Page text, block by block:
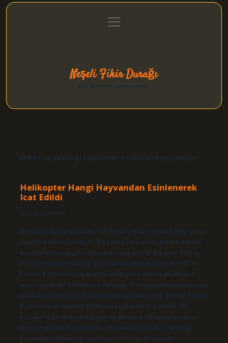
Gizlilik Politikası
menüyü
aç
Neşeli Fikir Durağı
Etiket: Uçak hangi hayvandan esinlenerek yapılmıştır
Helikopter Hangi Hayvandan Esinlenerek
Icat Edildi
Tarih: Aralık 18, 2024
Helikopter hangi hayvandır? Helikopter, dikey olarak kalkış ve iniş
yapabilen döner kanatlı bir hava taşıtıdır. İsminin kökü, hareketli
kanatlar anlamına gelen Yunanca helico pteron’dan gelir. 1861’de
Fransız Gustave Ponton d’Amécourt tarafından tanıtıldı. 1907’de
Fransız Paul Cornu ilk motorlu helikopteri uçurdu. Helikopter
nasıl icat edildi? Helikopterlerin icadı, 19. yüzyılın sonlarında içten
yanmalı motorların geliştirilmesiyle mümkün oldu. 1907’de Fransız
Paul Cornu ilk motorlu helikopteri geliştirdi ve kullandı. İki
pervane ve tek motordan oluşan bu ilk örnek, 20 saniye boyunca
yerden yaklaşık 30 santimetre yükselmeyi başardı. Uçak hangi
hayvandan esinlenerek yapılmıştır? İşte tam bu noktada